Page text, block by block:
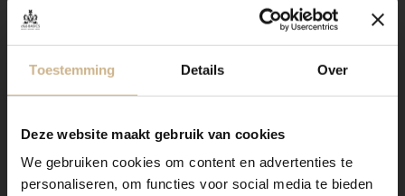
Toestemming Details Over
Deze website maakt gebruik van cookies
We gebruiken cookies om content en advertenties te
personaliseren, om functies voor social media te bieden